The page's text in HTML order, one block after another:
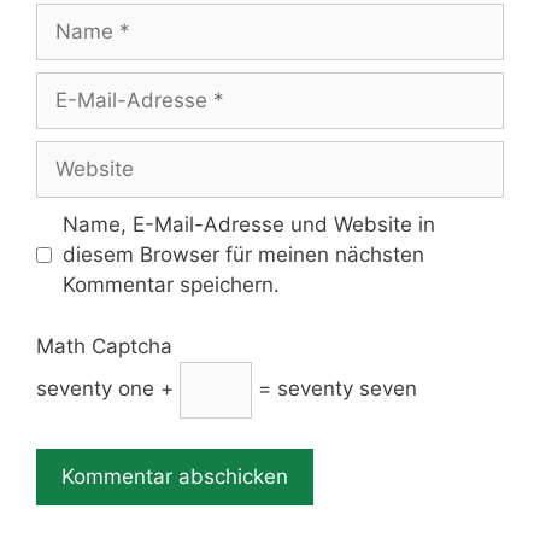
Name
Adresse
Website
Name, E-Mail-Adresse und Website in
diesem Browser für meinen nächsten
Kommentar speichern.
Math Captcha
seventy one +
= seventy seven